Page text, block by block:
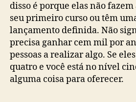
disso é porque elas não
seu primeiro curso ou têm
lançamento definida. Não
precisa ganhar cem mil por
pessoas a realizar algo. Se
quatro e você está no nível
alguma coisa para oferecer.